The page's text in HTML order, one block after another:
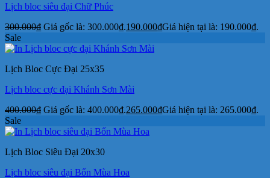
Lịch bloc siêu đại Chữ Phúc
300.000₫ Giá gốc là: 300.000₫.190.000₫Giá hiện tại là: 190.000₫.
Sale
Lịch Bloc Cực Đại 25x35
Lịch bloc cực đại Khánh Sơn Mài
400.000₫ Giá gốc là: 400.000₫.265.000₫Giá hiện tại là: 265.000₫.
Sale
Lịch Bloc Siêu Đại 20x30
Lịch bloc siêu đại Bốn Mùa Hoa